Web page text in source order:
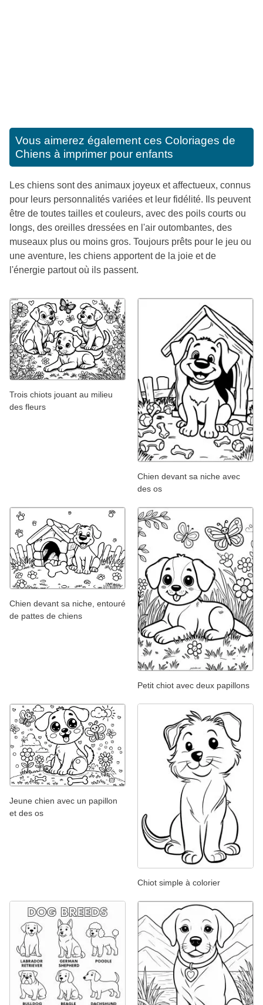
Vous aimerez également ces Coloriages de
Chiens à imprimer pour enfants
Les chiens sont des animaux joyeux et affectueux, connus
pour leurs personnalités variées et leur fidélité. Ils peuvent
être de toutes tailles et couleurs, avec des poils courts ou
longs, des oreilles dressées en l'air outombantes, des
museaux plus ou moins gros. Toujours prêts pour le jeu ou
une aventure, les chiens apportent de la joie et de
l'énergie partout où ils passent.
Trois chiots jouant au milieu
des fleurs
Chien devant sa niche avec
des os
Chien devant sa niche, entouré
de pattes de chiens
Petit chiot avec deux papillons
Jeune chien avec un papillon
et des os
Chiot simple à colorier